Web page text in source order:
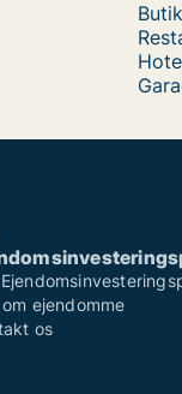
ejendomme
os